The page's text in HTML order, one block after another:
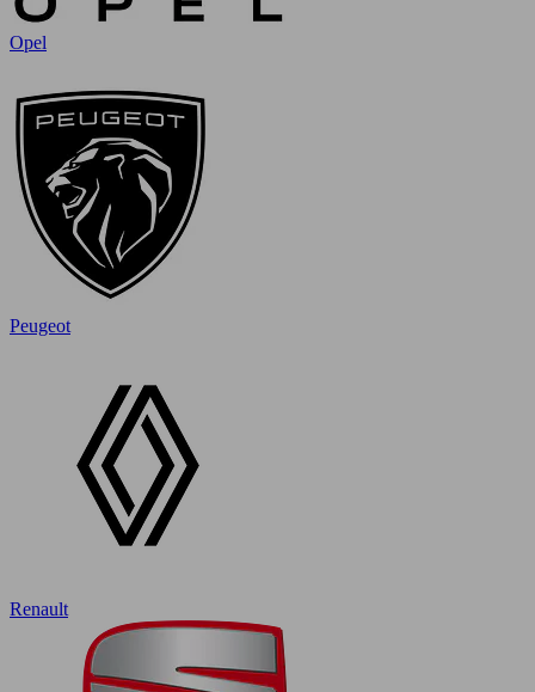
Opel
Peugeot
Renault